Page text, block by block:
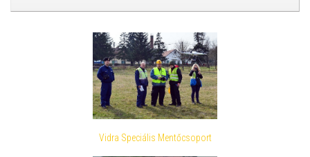
Vidra Speciális Mentőcsoport